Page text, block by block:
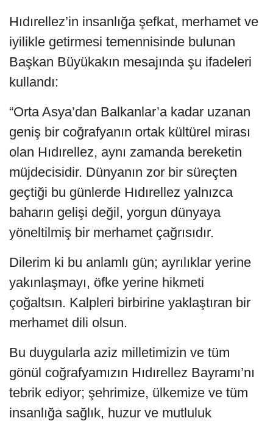
Hıdırellez’in insanlığa şefkat, merhamet ve
iyilikle getirmesi temennisinde bulunan
Başkan Büyükakın mesajında şu ifadeleri
kullandı:
“Orta Asya’dan Balkanlar’a kadar uzanan
geniş bir coğrafyanın ortak kültürel mirası
olan Hıdırellez, aynı zamanda bereketin
müjdecisidir. Dünyanın zor bir süreçten
geçtiği bu günlerde Hıdırellez yalnızca
baharın gelişi değil, yorgun dünyaya
yöneltilmiş bir merhamet çağrısıdır.
Dilerim ki bu anlamlı gün; ayrılıklar yerine
yakınlaşmayı, öfke yerine hikmeti
çoğaltsın. Kalpleri birbirine yaklaştıran bir
merhamet dili olsun.
Bu duygularla aziz milletimizin ve tüm
gönül coğrafyamızın Hıdırellez Bayramı’nı
tebrik ediyor; şehrimize, ülkemize ve tüm
insanlığa sağlık, huzur ve mutluluk